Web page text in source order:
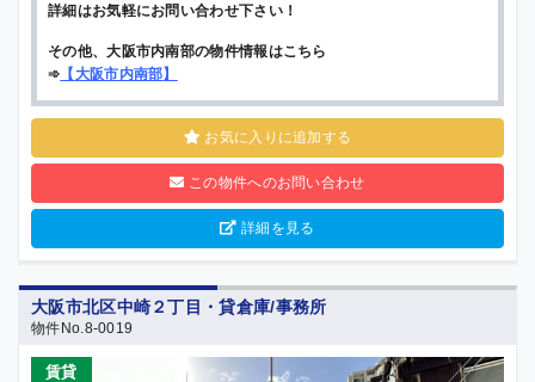
詳細はお気軽にお問い合わせ下さい！
その他、大阪市内南部の物件情報はこちら
➾ 【大阪市内南部】
お気に入りに追加する
この物件へのお問い合わせ
詳細を見る
大阪市北区中崎２丁目・貸倉庫/事務所
物件No.8-0019
賃貸